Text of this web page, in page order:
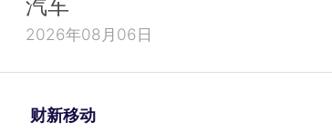
2026年08月06日
财新移动